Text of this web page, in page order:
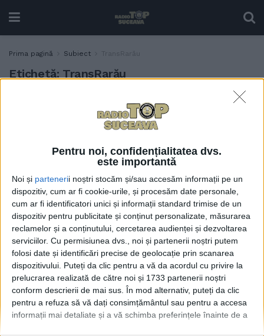
Pentru noi, confidențialitatea dvs.
este importantă
Noi și partenerii noștri stocăm și/sau accesăm informații pe un
dispozitiv, cum ar fi cookie-urile, și procesăm date personale,
cum ar fi identificatori unici și informații standard trimise de un
dispozitiv pentru publicitate și conținut personalizate, măsurarea
reclamelor și a conținutului, cercetarea audienței și dezvoltarea
serviciilor. Cu permisiunea dvs., noi și partenerii noștri putem
folosi date și identificări precise de geolocație prin scanarea
dispozitivului. Puteți da clic pentru a vă da acordul cu privire la
prelucrarea realizată de către noi și 1733 partenerii noștri
conform descrierii de mai sus. În mod alternativ, puteți da clic
pentru a refuza să vă dați consimțământul sau pentru a accesa
informații mai detaliate și a vă schimba preferințele înainte de a
Prima pagină Subiect TransRarău
Etichetă: TransRarău
Salvamont Suceava: La
munte, la peste 1.400 de
metri, a nins, deja. În acest
cauciucuri de iarnă pentru
parcurgerea drumului
județean Transrarău
29 SEPTEMBRIE, 2025
ACTUALITATE
Cîmpulungul, sub
”ocupația” festivalurilor
21 IULIE, 2021